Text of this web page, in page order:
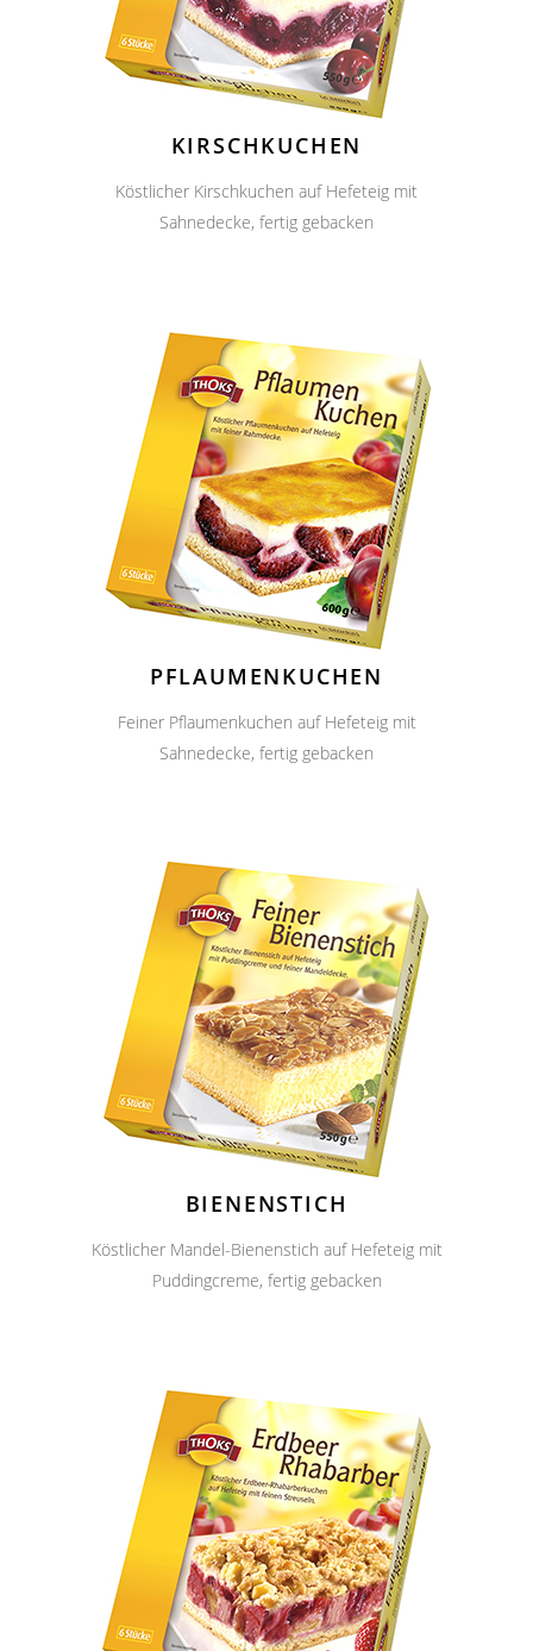
KIRSCHKUCHEN
Köstlicher Kirschkuchen auf Hefeteig mit
Sahnedecke, fertig gebacken
PFLAUMENKUCHEN
Feiner Pflaumenkuchen auf Hefeteig mit
Sahnedecke, fertig gebacken
BIENENSTICH
Köstlicher Mandel-Bienenstich auf Hefeteig mit
Puddingcreme, fertig gebacken